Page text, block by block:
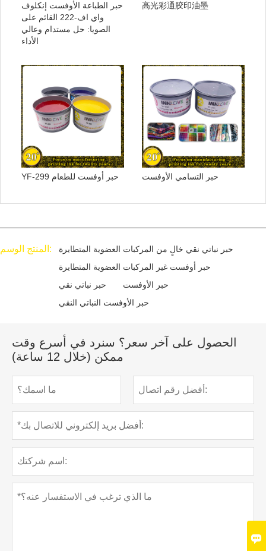
حبر الطباعة الأوفست إنكلوف
واي اف-222 القائم على
الصويا: حل مستدام وعالي
الأداء
高光彩通胶印油墨
YF-299 حبر أوفست للطعام حبر التسامي الأوفست
المنتج الوسم:
حبر نباتي نقي خالٍ من المركبات العضوية المتطايرة
حبر أوفست غير المركبات العضوية المتطايرة
حبر نباتي نقي
حبر الأوفست
حبر الأوفست النباتي النقي
الحصول على آخر سعر؟ سنرد في أسرع وقت
ممكن (خلال 12 ساعة)
